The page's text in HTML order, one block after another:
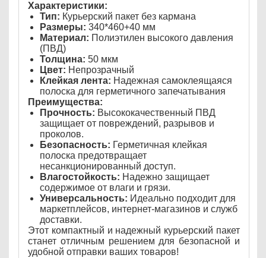
Характеристики:
Тип: Курьерский пакет без кармана
Размеры: 340*460+40 мм
Материал: Полиэтилен высокого давления
(ПВД)
Толщина: 50 мкм
Цвет: Непрозрачный
Клейкая лента: Надежная самоклеящаяся
полоска для герметичного запечатывания
Преимущества:
Прочность: Высококачественный ПВД
защищает от повреждений, разрывов и
проколов.
Безопасность: Герметичная клейкая
полоска предотвращает
несанкционированный доступ.
Влагостойкость: Надежно защищает
содержимое от влаги и грязи.
Универсальность: Идеально подходит для
маркетплейсов, интернет-магазинов и служб
доставки.
Этот компактный и надежный курьерский пакет
станет отличным решением для безопасной и
удобной отправки ваших товаров!